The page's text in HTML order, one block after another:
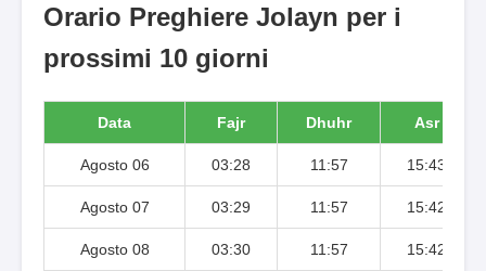
Orario Preghiere Jolayn per i
prossimi 10 giorni
Data Fajr Dhuhr Asr
Agosto 06 03:28 11:57 15:43
Agosto 07 03:29 11:57 15:42
Agosto 08 03:30 11:57 15:42